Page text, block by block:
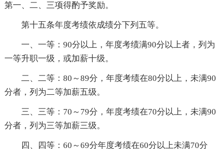
第一、二、三项得酌予奖励。
第十五条年度考绩依成绩分下列五等。
一、一等：90分以上，年度考绩满90分以上者，列为
一等升职一级，或加薪十级。
二、二等：80～89分，年度考绩在80分以上，未满90
分者，列为二等加薪五级。
三、三等：70～79分，年度考绩在70分以上，未满90
分者，列为三等加薪三级。
四、四等：60～69分年度考绩在60分以上未满70分